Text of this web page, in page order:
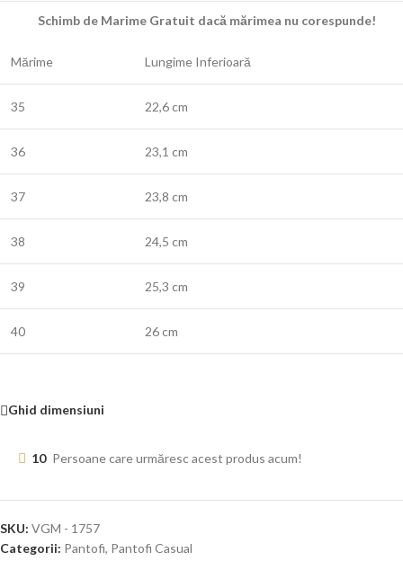
Schimb de Marime Gratuit dacă mărimea nu corespunde!
Mărime Lungime Inferioară
35 22,6 cm
36 23,1 cm
37 23,8 cm
38 24,5 cm
39 25,3 cm
40 26 cm
Ghid dimensiuni
10 Persoane care urmăresc acest produs acum!
SKU: VGM - 1757
Categorii: Pantofi, Pantofi Casual